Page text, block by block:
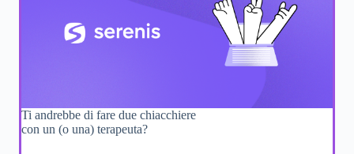
Ti andrebbe di fare due chiacchiere
con un (o una) terapeuta?